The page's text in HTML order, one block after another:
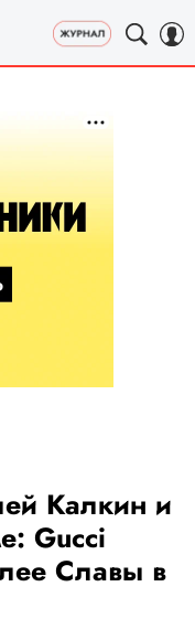
Калкин и
Gucci
Славы в